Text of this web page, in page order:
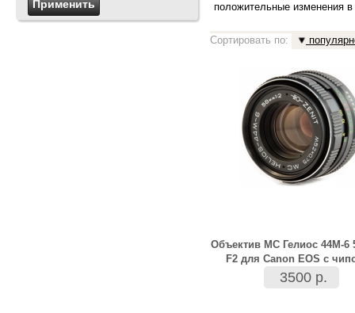
положительные изменения в
Сортировать по:
Объектив МС Гелиос 44М-6
F2 для Canon EOS с
3500 р.